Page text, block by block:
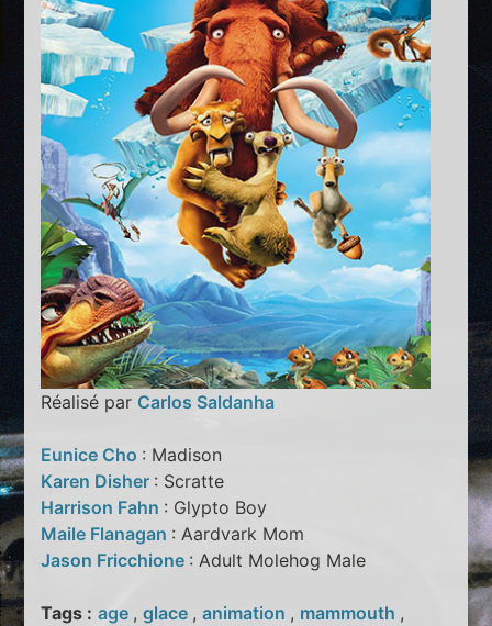
Réalisé par Carlos Saldanha
Eunice Cho : Madison
Karen Disher : Scratte
Harrison Fahn : Glypto Boy
Maile Flanagan : Aardvark Mom
Jason Fricchione : Adult Molehog Male
Tags : age ,glace ,animation , mammouth ,